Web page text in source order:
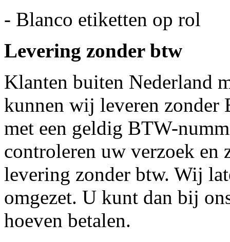
- Blanco etiketten op rol
Levering zonder btw
Klanten buiten Nederland
kunnen wij leveren zonder
met een geldig BTW-
controleren uw verzoek en
levering zonder btw. Wij
omgezet. U kunt dan bij
hoeven betalen.